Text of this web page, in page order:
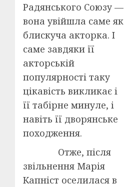
Радянського Союзу —
вона увійшла саме як
блискуча акторка. І
саме завдяки її
акторській
популярності таку
цікавість викликає і
її табірне минуле, і
навіть її дворянське
походження.
Отже, після
звільнення Марія
Капніст оселилася в